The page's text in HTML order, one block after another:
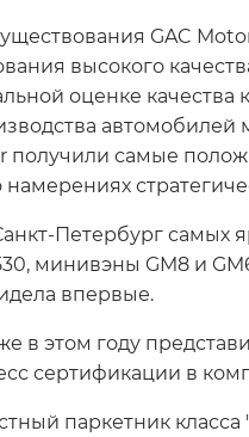
GAC
высокого
оценке
автомобилей
получили самые
Петербург самых
минивэны GM8 и
впервые.
в этом году
сертификации в
паркетник класса